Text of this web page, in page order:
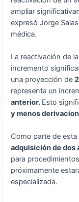
ampliar
expresó Jorge
médica.
La reactivación de
incremento
una proyección de
representa un
anterior. Esto
y menos
Como parte de
adquisición de dos
para
próximamente
especializada.